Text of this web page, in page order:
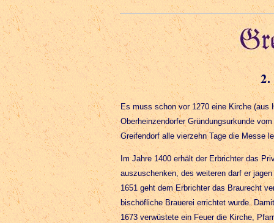
Es muss schon vor 1270 eine Kirche (aus
Oberheinzendorfer Gründungsurkunde
Greifendorf alle vierzehn Tage die Messe
Im Jahre 1400 erhält der Erbrichter das
auszuschenken, des weiteren darf er
1651 geht dem Erbrichter das Braurecht
bischöfliche Brauerei errichtet wurde.
1673 verwüstete ein Feuer die Kirche,